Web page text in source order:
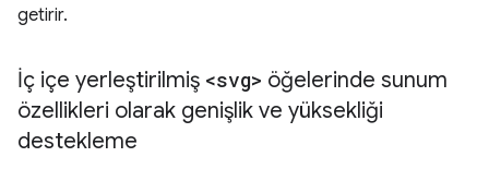
getirir.
İç içe yerleştirilmiş <svg> öğelerinde sunum
özellikleri olarak genişlik ve yüksekliği
destekleme